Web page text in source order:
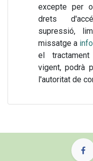
excepte per
drets
supressió,
missatge a
el
vigent, podrà
l'autoritat de